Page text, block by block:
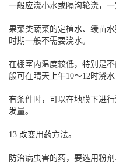
一般应浇小水或隔沟轮浇，一
果菜类蔬菜的定植水、缓苗
时期一般不需要浇水。
在棚室内温度较低，特别是
般可在晴天上午10～12时浇水
有条件时，可以在地膜下进
发量。
13.改变用药方法。
防治病虫害的药，要选用粉